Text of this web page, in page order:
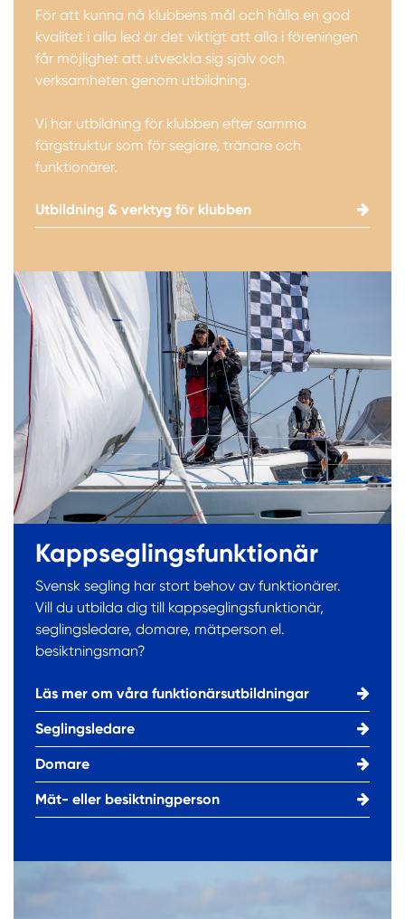
För att kunna nå klubbens mål och hålla en god
kvalitet i alla led är det viktigt att alla i föreningen
får möjlighet att utveckla sig själv och
verksamheten genom utbildning.
Vi har utbildning för klubben efter samma
färgstruktur som för seglare, tränare och
funktionärer.
Utbildning & verktyg för klubben
Kappseglingsfunktionär
Svensk segling har stort behov av funktionärer.
Vill du utbilda dig till kappseglingsfunktionär,
seglingsledare, domare, mätperson el.
besiktningsman?
Läs mer om våra funktionärsutbildningar
Seglingsledare
Domare
Mät- eller besiktningperson